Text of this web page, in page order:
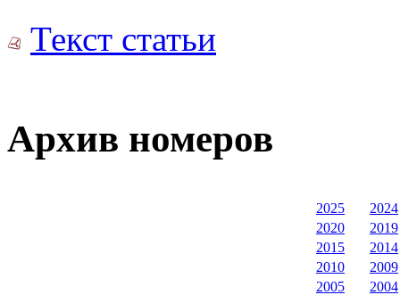
Текст статьи
Архив номеров
2025
2024
2020
2019
2015
2014
2010
2009
2005
2004